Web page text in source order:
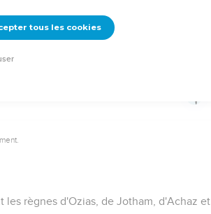
Used by permission. All rights reserved worldwide.
les règnes d'Ozias, de Jotham, d'Achaz et
tous les cookies